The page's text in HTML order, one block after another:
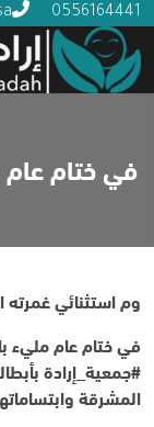
0556164441
في ختام عام
وم استثنائي غمرته
في ختام عام مليء
#جمعية_إرادة
المشرقة